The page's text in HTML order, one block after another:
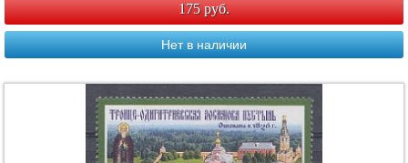
175 руб.
Нет в наличии